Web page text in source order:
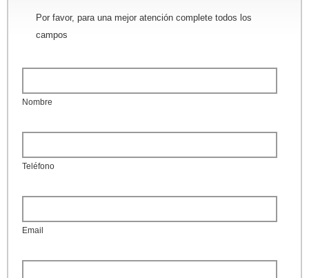
Por favor, para una mejor atención complete todos los
campos
Nombre
Teléfono
Email